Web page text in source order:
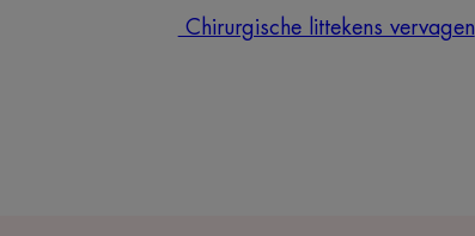
Chirurgische littekens vervagen